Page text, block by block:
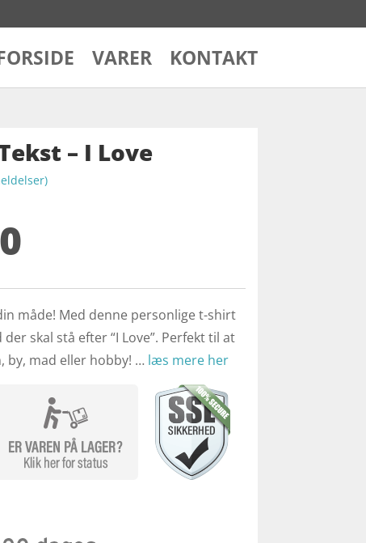
VARER KONTAKT
– I Love
måde! Med denne personlige t-shirt
skal stå efter “I Love”. Perfekt til at
by, mad eller hobby! … læs mere her